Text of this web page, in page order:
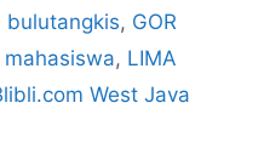
bulutangkis, GOR
mahasiswa, LIMA
West Java